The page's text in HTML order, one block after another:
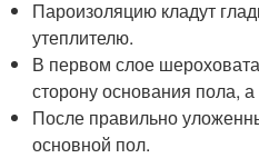
Пароизоляцию кладут
утеплителю.
В первом слое
сторону основания пола,
После правильно
основной пол.